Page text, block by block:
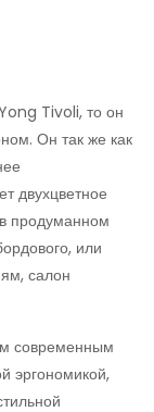
Tivoli, то он
Он так же как
двухцветное
продуманном
или
салон
современным
эргономикой,